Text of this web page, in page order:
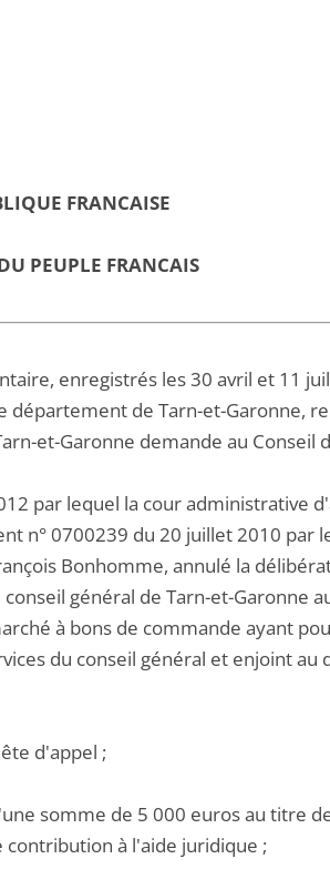
FRANCAISE
PEUPLE FRANCAIS
enregistrés les 30 avril et 11
département de Tarn-et-Garonne,
et-Garonne demande au Conseil
par lequel la cour administrative
n° 0700239 du 20 juillet 2010 par
Bonhomme, annulé la
général de Tarn-et-Garonne
à bons de commande ayant
du conseil général et enjoint
d'appel ;
somme de 5 000 euros au titre
contribution à l'aide juridique ;